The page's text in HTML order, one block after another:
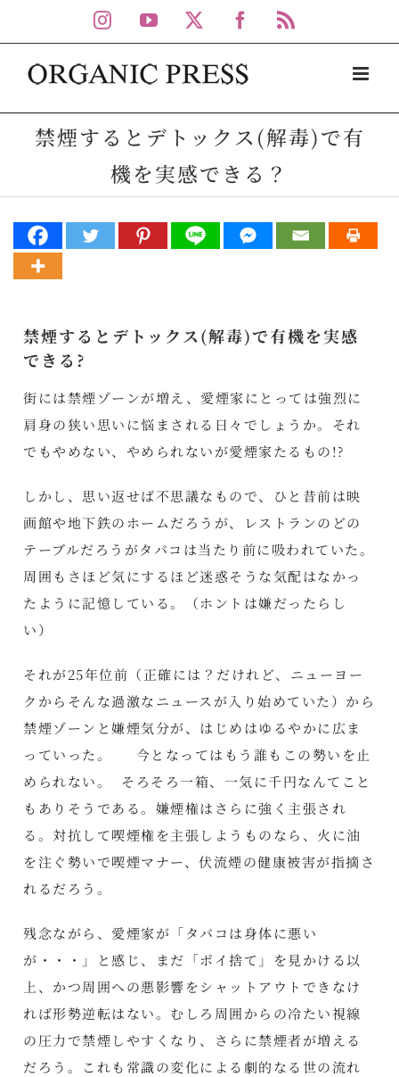
to
content
Instagram
YouTube Facebook
禁煙するとデトックス(解毒)で有
機を実感できる？
禁煙するとデトックス(解毒)で有機を実感
できる?
街には禁煙ゾーンが増え、愛煙家にとっては強烈に
肩身の狭い思いに悩まされる日々でしょうか。それ
でもやめない、やめられないが愛煙家たるもの!?
しかし、思い返せば不思議なもので、ひと昔前は映
画館や地下鉄のホームだろうが、レストランのどの
テーブルだろうがタバコは当たり前に吸われていた。
周囲もさほど気にするほど迷惑そうな気配はなかっ
たように記憶している。（ホントは嫌だったらし
い）
それが25年位前（正確には？だけれど、ニューヨー
クからそんな過激なニュースが入り始めていた）から
禁煙ゾーンと嫌煙気分が、はじめはゆるやかに広ま
っていった。 今となってはもう誰もこの勢いを止
められない。 そろそろ一箱、一気に千円なんてこと
もありそうである。嫌煙権はさらに強く主張され
る。対抗して喫煙権を主張しようものなら、火に油
を注ぐ勢いで喫煙マナー、伏流煙の健康被害が指摘さ
れるだろう。
残念ながら、愛煙家が「タバコは身体に悪い
が・・・」と感じ、まだ「ポイ捨て」を見かける以
上、かつ周囲への悪影響をシャットアウトできなけ
れば形勢逆転はない。むしろ周囲からの冷たい視線
の圧力で禁煙しやすくなり、さらに禁煙者が増える
だろう。これも常識の変化による劇的なる世の流れ